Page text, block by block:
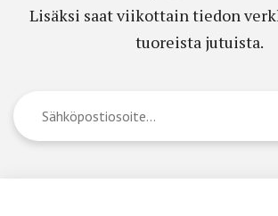
Lisäksi saat viikottain tiedon
tuoreista jutuista.